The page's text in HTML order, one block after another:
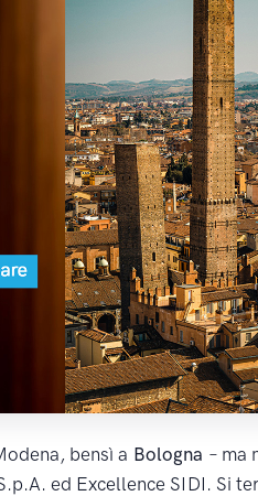
bensì a Bologna – ma
ed Excellence SIDI. Si